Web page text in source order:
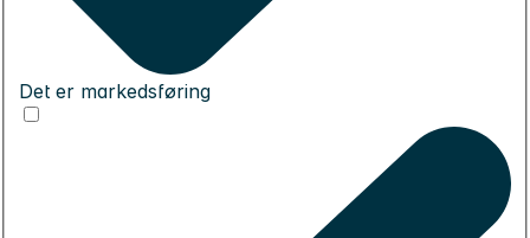
Det er markedsføring